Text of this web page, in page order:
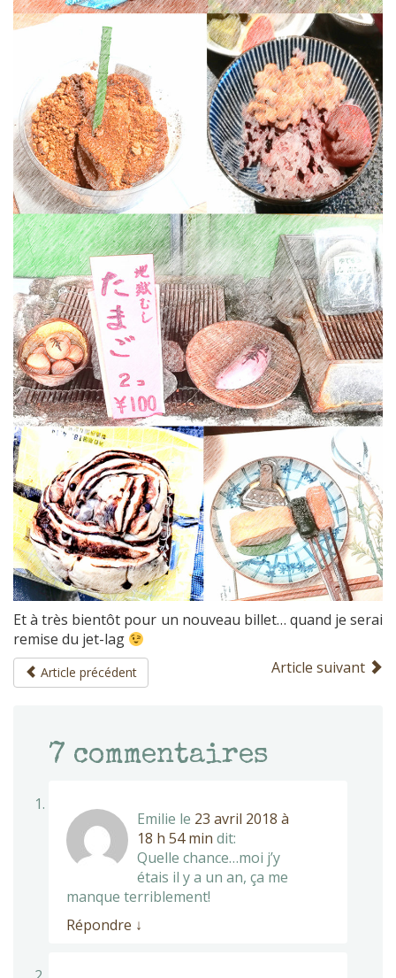
Et à très bientôt pour un nouveau billet… quand je serai
remise du jet-lag
Article précédent Article suivant
7 commentaires
Emilie le 23 avril 2018 à
18 h 54 min dit:
Quelle chance…moi j’y
étais il y a un an, ça me
manque terriblement!
Répondre ↓